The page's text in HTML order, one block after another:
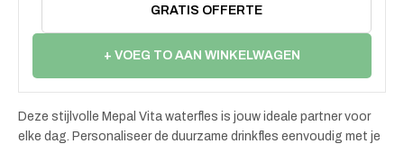
GRATIS OFFERTE
+ VOEG TO AAN WINKELWAGEN
Deze stijlvolle Mepal Vita waterfles is jouw ideale partner voor
elke dag. Personaliseer de duurzame drinkfles eenvoudig met je